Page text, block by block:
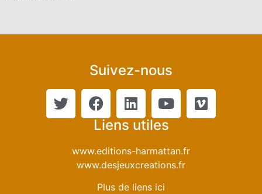
Suivez-nous
Liens utiles
www.editions-harmattan.fr
www.desjeuxcreations.fr
Plus de liens ici